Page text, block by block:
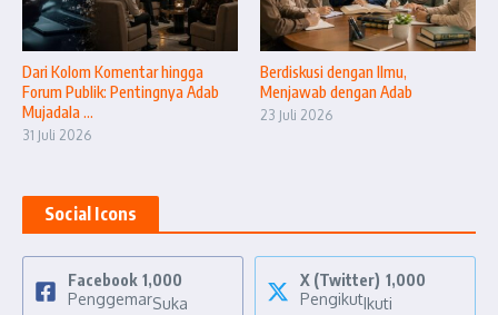
Dari Kolom Komentar hingga
Forum Publik: Pentingnya Adab
Mujadala ...
31 Juli 2026
Berdiskusi dengan Ilmu,
Menjawab dengan Adab
23 Juli 2026
Social Icons
Facebook 1,000
PenggemarSuka
X (Twitter) 1,000
PengikutIkuti